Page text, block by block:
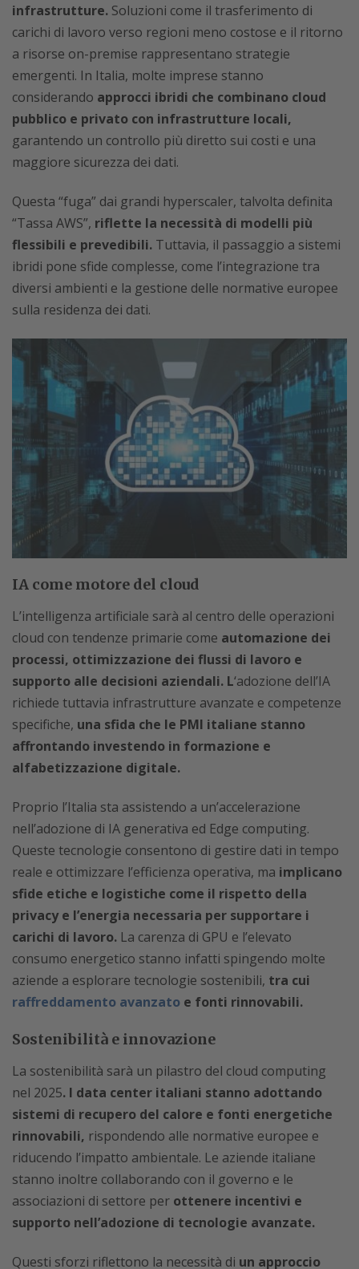
infrastrutture. Soluzioni come il trasferimento di
carichi di lavoro verso regioni meno costose e il ritorno
a risorse on-premise rappresentano strategie
emergenti. In Italia, molte imprese stanno
considerando approcci ibridi che combinano cloud
pubblico e privato con infrastrutture locali,
garantendo un controllo più diretto sui costi e una
maggiore sicurezza dei dati.
Questa “fuga” dai grandi hyperscaler, talvolta definita
“Tassa AWS”, riflette la necessità di modelli più
flessibili e prevedibili. Tuttavia, il passaggio a sistemi
ibridi pone sfide complesse, come l’integrazione tra
diversi ambienti e la gestione delle normative europee
sulla residenza dei dati.
IA come motore del cloud
L’intelligenza artificiale sarà al centro delle operazioni
cloud con tendenze primarie come automazione dei
processi, ottimizzazione dei flussi di lavoro e
supporto alle decisioni aziendali. L‘adozione dell’IA
richiede tuttavia infrastrutture avanzate e competenze
specifiche, una sfida che le PMI italiane stanno
affrontando investendo in formazione e
alfabetizzazione digitale.
Proprio l’Italia sta assistendo a un’accelerazione
nell’adozione di IA generativa ed Edge computing.
Queste tecnologie consentono di gestire dati in tempo
reale e ottimizzare l’efficienza operativa, ma implicano
sfide etiche e logistiche come il rispetto della
privacy e l’energia necessaria per supportare i
carichi di lavoro. La carenza di GPU e l’elevato
consumo energetico stanno infatti spingendo molte
aziende a esplorare tecnologie sostenibili, tra cui
raffreddamento avanzato e fonti rinnovabili.
Sostenibilità e innovazione
La sostenibilità sarà un pilastro del cloud computing
nel 2025. I data center italiani stanno adottando
sistemi di recupero del calore e fonti energetiche
rinnovabili, rispondendo alle normative europee e
riducendo l’impatto ambientale. Le aziende italiane
stanno inoltre collaborando con il governo e le
associazioni di settore per ottenere incentivi e
supporto nell’adozione di tecnologie avanzate.
Questi sforzi riflettono la necessità di un approccio